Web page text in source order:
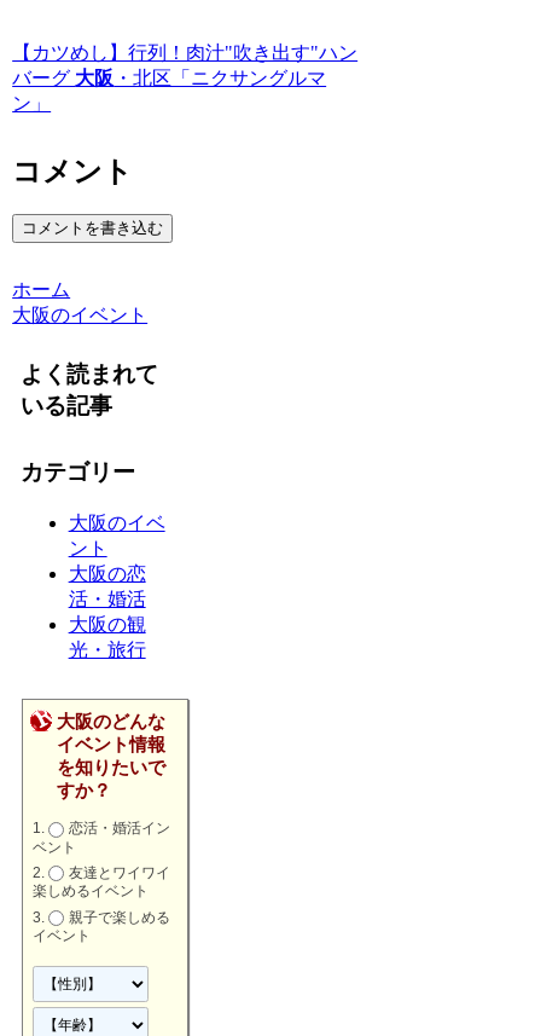
【カツめし】行列！肉汁"吹き出す"ハン
バーグ 大阪 ・北区「ニクサングルマ
ン」
コメント
コメントを書き込む
ホーム
大阪のイベント
よく読まれて
いる記事
カテゴリー
大阪のイベ
ント
大阪の恋
活・婚活
大阪の観
光・旅行
大阪のどんな
イベント情報
を知りたいで
すか？
恋活・婚活イン
ベント
友達とワイワイ
楽しめるイベント
親子で楽しめる
イベント